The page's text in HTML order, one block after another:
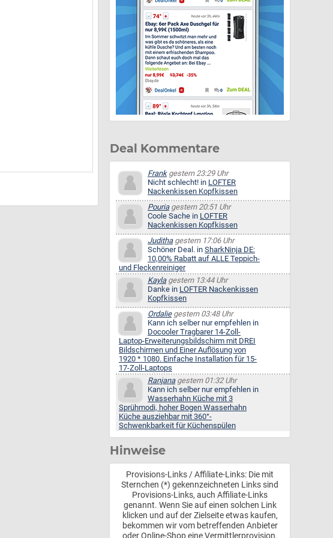
Deal Kommentare
Frankgestern 23:29 Uhr
Nicht schlecht! in LOFTER
Nackenkissen Kopfkissen
Pouriagestern 20:51 Uhr
Coole Sache in LOFTER
Nackenkissen Kopfkissen
Judithagestern 17:06 Uhr
Schöner Deal. in SharkNinja DE:
10,00% Rabatt auf ALLE Teppich-
und Fleckenreiniger
Kaylagestern 13:44 Uhr
Danke in LOFTER Nackenkissen
Kopfkissen
Ordaliegestern 03:48 Uhr
Kann ich selber nur empfehlen in
Docooler Tragbarer 14-Zoll-
Laptop-Erweiterungsbildschirm mit DREI
Bildschirmen und Einer Auflösung von
1920 * 1080. Einfache Installation für 15-
17-Zoll-Laptops
Ranjanagestern 01:32 Uhr
Kann ich selber nur empfehlen in
Wasserhahn Küche mit 3
Sprühmodi, hoher Bogen Wasserhahn
Küche ausziehbar mit 360°-
Schwenkbarkeit für Küchenspülen
Hinweise
Provisions-Links / Affiliate-Links: Die mit
Sternchen (*) gekennzeichneten Links sind
Provisions-Links, auch Affiliate-Links
genannt. Wenn Sie auf einen solchen Link
klicken und auf der Zielseite etwas kaufen,
bekommen wir vom betreffenden Anbieter